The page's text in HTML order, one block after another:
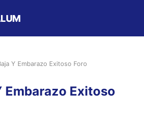
Y Embarazo Exitoso Foro
Embarazo Exitoso